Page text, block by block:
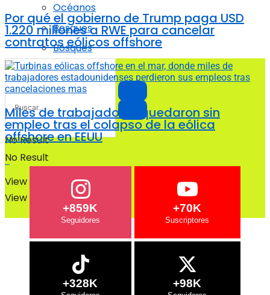
Bosques
No Result
View All Result
Océanos
Bosques
No Result
View All Result
Por qué el gobierno de Trump paga USD
1.220 millones a RWE para cancelar
contratos eólicos offshore
Miles de trabajadores quedaron sin
empleo tras el colapso de la eólica
offshore en EEUU
+859K +70K
+328K +98K